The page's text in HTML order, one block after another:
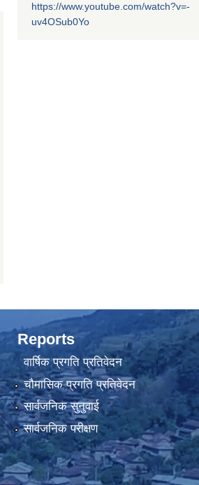
https://www.youtube.com/watch?v=-
uv4OSub0Yo
Reports
वार्षिक प्रगति प्रतिवेदन
चौमासिक प्रगति प्रतिवेदन
सार्वजनिक सुनुवाई
सार्वजनिक परीक्षण